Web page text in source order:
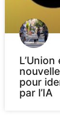
pour
par l’IA